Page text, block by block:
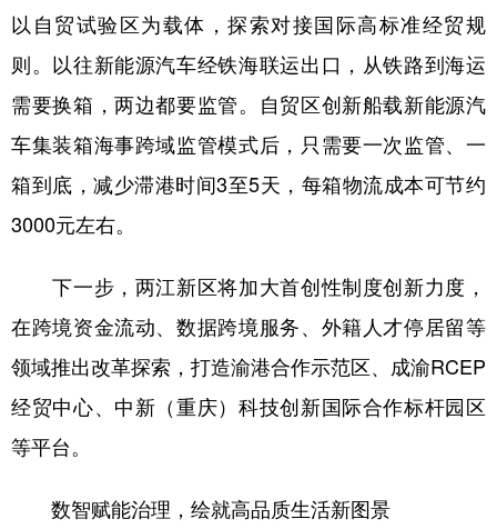
以自贸试验区为载体，探索对接国际高标准经贸规
则。以往新能源汽车经铁海联运出口，从铁路到海运
需要换箱，两边都要监管。自贸区创新船载新能源汽
车集装箱海事跨域监管模式后，只需要一次监管、一
箱到底，减少滞港时间3至5天，每箱物流成本可节约
3000元左右。
下一步，两江新区将加大首创性制度创新力度，
在跨境资金流动、数据跨境服务、外籍人才停居留等
领域推出改革探索，打造渝港合作示范区、成渝RCEP
经贸中心、中新（重庆）科技创新国际合作标杆园区
等平台。
数智赋能治理，绘就高品质生活新图景